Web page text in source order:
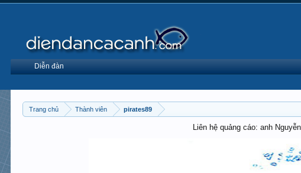
Trang chủ Thành viên pirates89
Liên hệ quảng cáo: anh
Diễn đàn